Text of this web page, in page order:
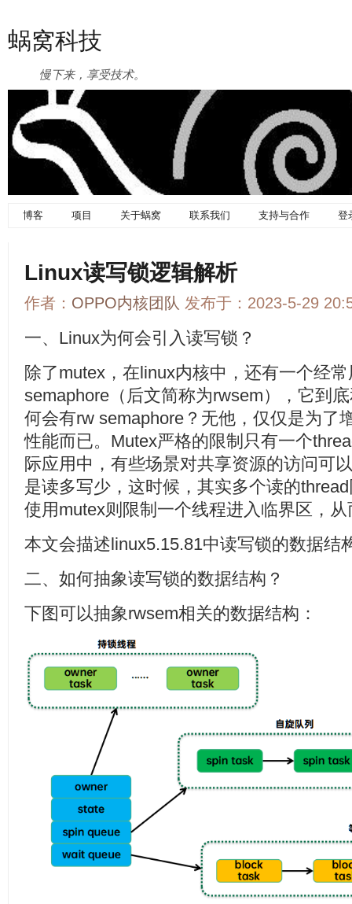
蜗窝科技
慢下来，享受技术。
博客 项目 关于蜗窝 联系我们 支持与合作 登
Linux读写锁逻辑解析
作者： OPPO内核团队 发布于：2023-5-29
一、Linux为何会引入读写锁？
除了mutex，在linux内核中，还有一个经
semaphore（后文简称为rwsem），它到
何会有rw semaphore？无他，仅仅是为了
性能而已。Mutex严格的限制只有一个
际应用中，有些场景对共享资源的访问可
是读多写少，这时候，其实多个读的
使用mutex则限制一个线程进入临界区，
本文会描述linux5.15.81中读写锁的数据结
二、如何抽象读写锁的数据结构？
下图可以抽象rwsem相关的数据结构：